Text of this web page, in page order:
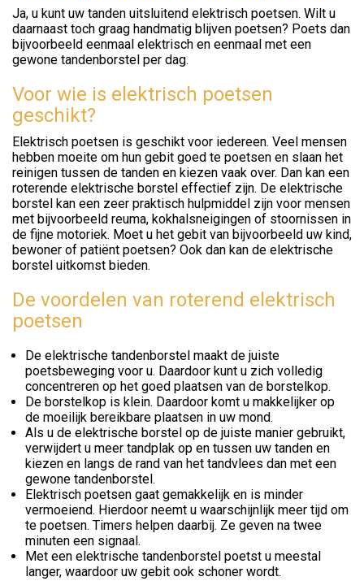
Ja, u kunt uw tanden uitsluitend elektrisch poetsen. Wilt u
daarnaast toch graag handmatig blijven poetsen? Poets dan
bijvoorbeeld eenmaal elektrisch en eenmaal met een
gewone tandenborstel per dag.
Voor wie is elektrisch poetsen
geschikt?
Elektrisch poetsen is geschikt voor iedereen. Veel mensen
hebben moeite om hun gebit goed te poetsen en slaan het
reinigen tussen de tanden en kiezen vaak over. Dan kan een
roterende elektrische borstel effectief zijn. De elektrische
borstel kan een zeer praktisch hulpmiddel zijn voor mensen
met bijvoorbeeld reuma, kokhalsneigingen of stoornissen in
de fijne motoriek. Moet u het gebit van bijvoorbeeld uw kind,
bewoner of patiënt poetsen? Ook dan kan de elektrische
borstel uitkomst bieden.
De voordelen van roterend elektrisch
poetsen
De elektrische tandenborstel maakt de juiste
poetsbeweging voor u. Daardoor kunt u zich volledig
concentreren op het goed plaatsen van de borstelkop.
De borstelkop is klein. Daardoor komt u makkelijker op
de moeilijk bereikbare plaatsen in uw mond.
Als u de elektrische borstel op de juiste manier gebruikt,
verwijdert u meer tandplak op en tussen uw tanden en
kiezen en langs de rand van het tandvlees dan met een
gewone tandenborstel.
Elektrisch poetsen gaat gemakkelijk en is minder
vermoeiend. Hierdoor neemt u waarschijnlijk meer tijd om
te poetsen. Timers helpen daarbij. Ze geven na twee
minuten een signaal.
Met een elektrische tandenborstel poetst u meestal
langer, waardoor uw gebit ook schoner wordt.